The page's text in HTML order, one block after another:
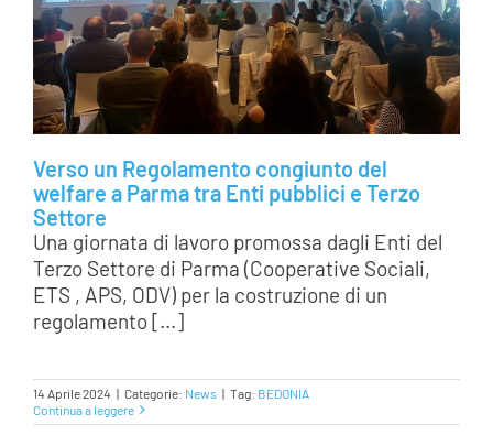
AREA SOCI
AREA RISERVATA
CONTATTI
LAVORA CON NOI
Verso un Regolamento congiunto del
welfare a Parma tra Enti pubblici e Terzo
Settore
Una giornata di lavoro promossa dagli Enti del
Terzo Settore di Parma (Cooperative Sociali,
ETS , APS, ODV) per la costruzione di un
regolamento [...]
14 Aprile 2024 | Categorie: News | Tag: BEDONIA
Continua a leggere